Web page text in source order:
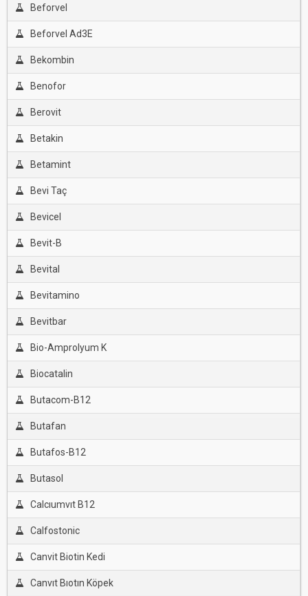
Beforvel
Beforvel Ad3E
Bekombin
Benofor
Berovit
Betakin
Betamint
Bevi Taç
Bevicel
Bevit-B
Bevital
Bevitamino
Bevitbar
Bio-Amprolyum K
Biocatalin
Butacom-B12
Butafan
Butafos-B12
Butasol
Calcıumvıt B12
Calfostonic
Canvit Biotin Kedi
Canvıt Bıotın Köpek